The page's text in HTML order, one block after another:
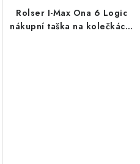
Rolser I-Max Ona 6 Logic
nákupní taška na kolečkách,